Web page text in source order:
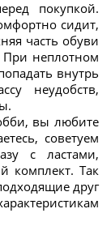
покупкой.
сидит,
часть обуви
При неплотном
внутрь
неудобств,
вы любите
советуем
с ластами,
комплект. Так
друг